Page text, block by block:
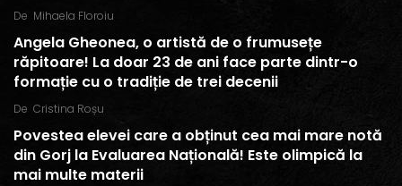
De Mihaela Floroiu
Angela Gheonea, o artistă de o frumusețe
răpitoare! La doar 23 de ani face parte dintr-o
formație cu o tradiție de trei decenii
De Cristina Roșu
Povestea elevei care a obținut cea mai mare notă
din Gorj la Evaluarea Națională! Este olimpică la
mai multe materii